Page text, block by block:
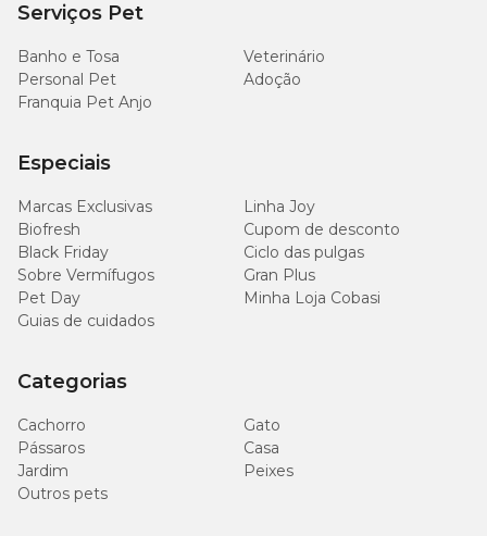
Serviços Pet
Banho e Tosa
Veterinário
Personal Pet
Adoção
Franquia Pet Anjo
Especiais
Marcas Exclusivas
Linha Joy
Biofresh
Cupom de desconto
Black Friday
Ciclo das pulgas
Sobre Vermífugos
Gran Plus
Pet Day
Minha Loja Cobasi
Guias de cuidados
Categorias
Cachorro
Gato
Pássaros
Casa
Jardim
Peixes
Outros pets